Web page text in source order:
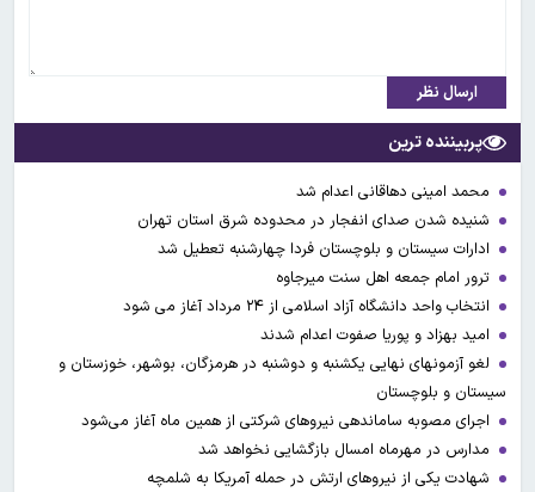
ارسال نظر
پربیننده ترین
محمد امینی دهاقانی اعدام شد
شنیده شدن صدای انفجار در محدوده شرق استان تهران
ادارات سیستان و بلوچستان فردا چهارشنبه تعطیل شد
ترور امام جمعه اهل سنت میرجاوه
انتخاب واحد دانشگاه آزاد اسلامی از ۲۴ مرداد آغاز می شود
امید بهزاد و پوریا صفوت اعدام شدند
لغو آزمونهای نهایی یکشنبه و دوشنبه در هرمزگان، بوشهر، خوزستان و
سیستان و بلوچستان
اجرای مصوبه ساماندهی نیرو‌های شرکتی از همین ماه آغاز می‌شود
مدارس در مهرماه امسال بازگشایی نخواهد شد
شهادت یکی از نیروهای ارتش در حمله آمریکا به شلمچه